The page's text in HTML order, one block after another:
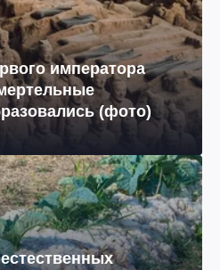
императора
(фото)